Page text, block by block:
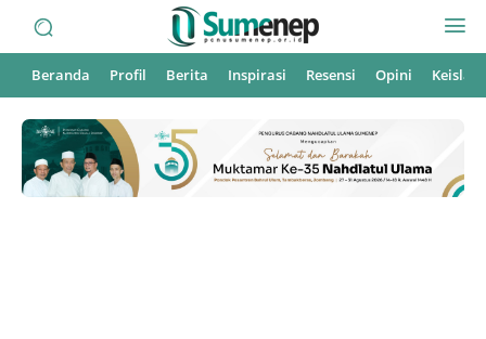
Beranda Profil Berita Inspirasi Resensi Opini